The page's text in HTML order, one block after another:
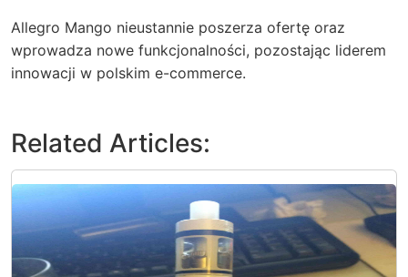
Allegro Mango nieustannie poszerza ofertę oraz
wprowadza nowe funkcjonalności, pozostając liderem
innowacji w polskim e-commerce.
Related Articles: